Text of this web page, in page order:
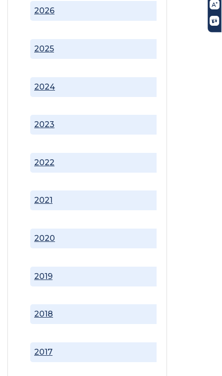
2017
2018
2019
2020
2021
2022
2023
2024
2025
2026